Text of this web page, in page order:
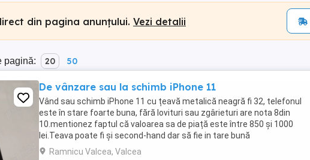
din pagina anunțului. Vezi detalii
pagină: 20 50
De vânzare sau la schimb iPhone 11
Vând sau schimb iPhone 11 cu țeavă metalică neagră fi 32, telefonul
este în stare foarte buna, fără lovituri sau zgârieturi are nota 8din
10.mentionez faptul că valoarea sa de piață este între 850 și 1000
lei.Teava poate fi și second-hand dar să fie in tare bună
Ramnicu Valcea, Valcea